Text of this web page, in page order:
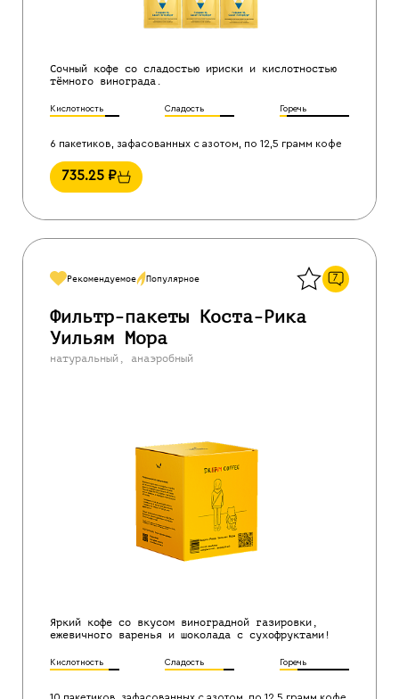
Сочный кофе со сладостью ириски и кислотностью
тёмного винограда.
Кислотность Сладость Горечь
6 пакетиков, зафасованных с азотом, по 12,5 грамм кофе
735.25 ₽
Рекомендуемое Популярное 7
Фильтр-пакеты Коста-Рика
Уильям Мора
натуральный, анаэробный
Яркий кофе со вкусом виноградной газировки,
ежевичного варенья и шоколада с сухофруктами!
Кислотность Сладость Горечь